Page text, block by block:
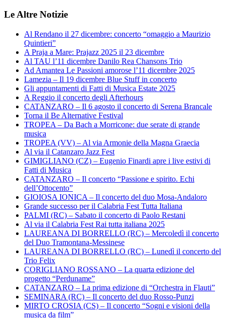
Le Altre Notizie
Al Rendano il 27 dicembre: concerto “omaggio a Maurizio
Quintieri”
A Praja a Mare: Prajazz 2025 il 23 dicembre
Al TAU l’11 dicembre Danilo Rea Chansons Trio
Ad Amantea Le Passioni amorose l’11 dicembre 2025
Lamezia – Il 19 dicembre Blue Stuff in concerto
Gli appuntamenti di Fatti di Musica Estate 2025
A Reggio il concerto degli Afterhours
CATANZARO – Il 6 agosto il concerto di Serena Brancale
Torna il Be Alternative Festival
TROPEA – Da Bach a Morricone: due serate di grande
musica
TROPEA (VV) – Al via Armonie della Magna Graecia
Al via il Catanzaro Jazz Fest
GIMIGLIANO (CZ) – Eugenio Finardi apre i live estivi di
Fatti di Musica
CATANZARO – Il concerto “Passione e spirito. Echi
dell’Ottocento”
GIOIOSA IONICA – Il concerto del duo Mosa-Andaloro
Grande successo per il Calabria Fest Tutta Italiana
PALMI (RC) – Sabato il concerto di Paolo Restani
Al via il Calabria Fest Rai tutta italiana 2025
LAUREANA DI BORRELLO (RC) – Mercoledì il concerto
del Duo Tramontana-Messinese
LAUREANA DI BORRELLO (RC) – Lunedì il concerto del
Trio Felix
CORIGLIANO ROSSANO – La quarta edizione del
progetto “Perduname”
CATANZARO – La prima edizione di “Orchestra in Flauti”
SEMINARA (RC) – Il concerto del duo Rosso-Punzi
MIRTO CROSIA (CS) – Il concerto “Sogni e visioni della
musica da film”